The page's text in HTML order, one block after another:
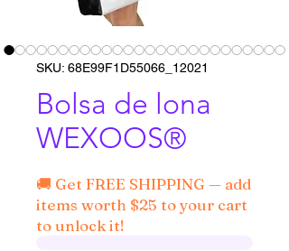
SKU: 68E99F1D55066_12021
Bolsa de lona
WEXOOS®
🚚 Get FREE SHIPPING — add
items worth $25 to your cart
to unlock it!